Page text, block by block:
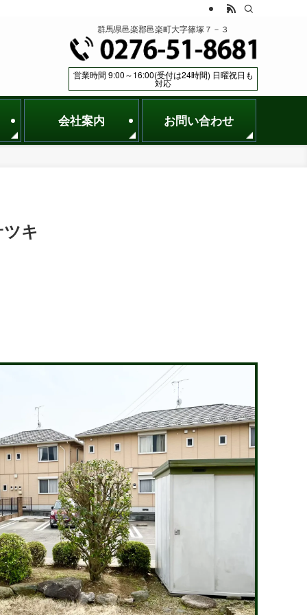
会社案内 お問い合わせ
群馬県邑楽郡邑楽町大字篠塚７－３
営業時間 9:00～16:00(受付は24時間) 日曜祝日も
対応
キ